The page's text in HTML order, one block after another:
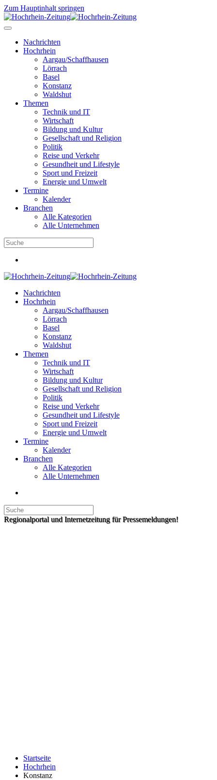
Zum Hauptinhalt springen
Nachrichten
Hochrhein
Aargau/Schaffhausen
Lörrach
Basel
Konstanz
Waldshut
Themen
Technik und IT
Wirtschaft
Bildung und Kultur
Gesellschaft und Religion
Politik
Reise und Verkehr
Gesundheit und Lifestyle
Sport und Freizeit
Energie und Umwelt
Termine
Kalender
Branchen
Alle Kategorien
Alle Unternehmen
Nachrichten
Hochrhein
Aargau/Schaffhausen
Lörrach
Basel
Konstanz
Waldshut
Themen
Technik und IT
Wirtschaft
Bildung und Kultur
Gesellschaft und Religion
Politik
Reise und Verkehr
Gesundheit und Lifestyle
Sport und Freizeit
Energie und Umwelt
Termine
Kalender
Branchen
Alle Kategorien
Alle Unternehmen
Regionalportal und Internetzeitung für Pressemeldungen!
Startseite
Hochrhein
Konstanz